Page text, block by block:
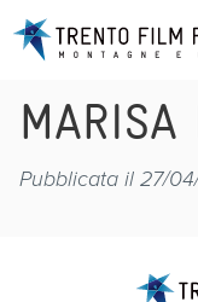
MARISA
Pubblicata il 27/